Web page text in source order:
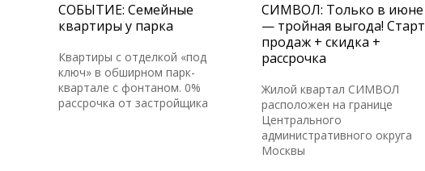
СОБЫТИЕ: Семейные
квартиры у парка
Квартиры с отделкой «под
ключ» в обширном парк-
квартале с фонтаном. 0%
рассрочка от застройщика
СИМВОЛ: Только в июне
— тройная выгода! Старт
продаж + скидка +
рассрочка
Жилой квартал СИМВОЛ
расположен на границе
Центрального
административного округа
Москвы